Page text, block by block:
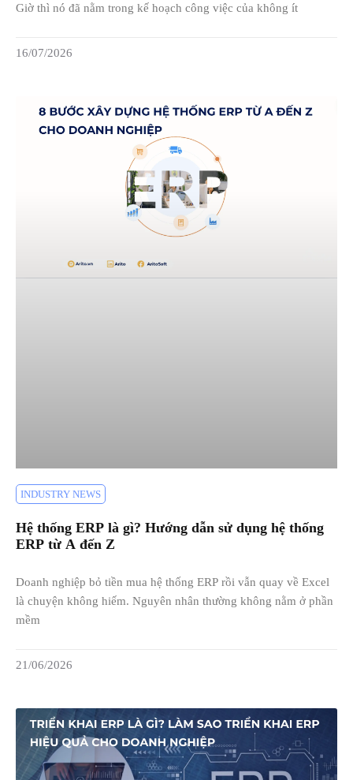
Giờ thì nó đã nằm trong kế hoạch công việc của không ít
16/07/2026
INDUSTRY NEWS
Hệ thống ERP là gì? Hướng dẫn sử dụng hệ thống
ERP từ A đến Z
Doanh nghiệp bỏ tiền mua hệ thống ERP rồi vẫn quay về Excel
là chuyện không hiếm. Nguyên nhân thường không nằm ở phần
mềm
21/06/2026